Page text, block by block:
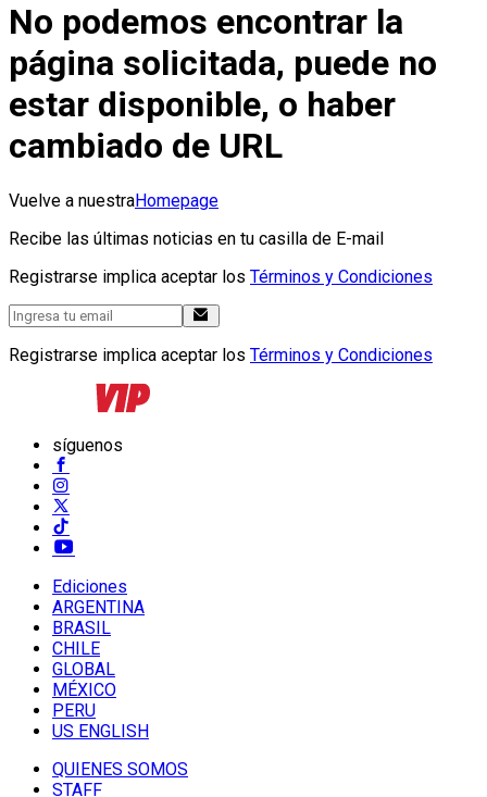
No podemos encontrar la
página solicitada, puede no
estar disponible, o haber
cambiado de URL
Vuelve a nuestraHomepage
Recibe las últimas noticias en tu casilla de E-mail
Registrarse implica aceptar los Términos y Condiciones
Registrarse implica aceptar los Términos y Condiciones
síguenos
Ediciones
ARGENTINA
BRASIL
CHILE
GLOBAL
MÉXICO
PERU
US ENGLISH
QUIENES SOMOS
STAFF